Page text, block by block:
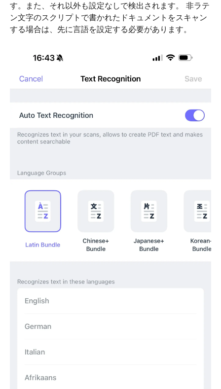
す。また、それ以外も設定なしで検出されます。 非ラテ
ン文字のスクリプトで書かれたドキュメントをスキャン
する場合は、先に言語を設定する必要があります。